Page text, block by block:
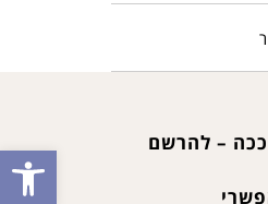
פתח – להרשם